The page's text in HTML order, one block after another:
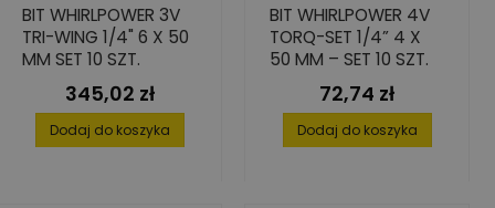
BIT WHIRLPOWER 3V
TRI-WING 1/4" 6 X 50
MM SET 10 SZT.
Cena
345,02 zł
Dodaj do koszyka
BIT WHIRLPOWER 4V
TORQ-SET 1/4” 4 X
50 MM – SET 10 SZT.
Cena
72,74 zł
Dodaj do koszyka